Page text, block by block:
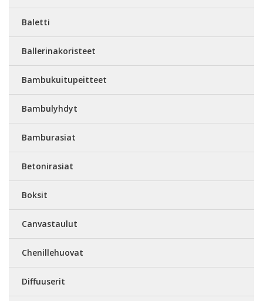
Baletti
Ballerinakoristeet
Bambukuitupeitteet
Bambulyhdyt
Bamburasiat
Betonirasiat
Boksit
Canvastaulut
Chenillehuovat
Diffuuserit